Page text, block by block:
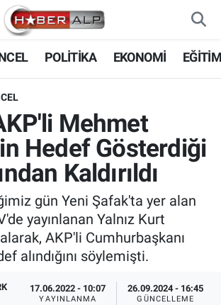
POLİTİKA EKONOMİ
Mehmet
Hedef Gösterdiği
Kaldırıldı
gün Yeni Şafak'ta yer alan
yayınlanan Yalnız Kurt
AKP'li Cumhurbaşkanı
alındığını söylemişti.
17.06.2022 - 10:07
YAYINLANMA
26.09.2024 - 16:45
GÜNCELLEME
Durumu ve Fikstür
Haberleri